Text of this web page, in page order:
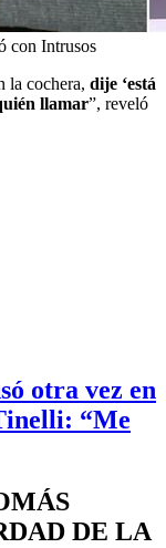
con Intrusos
la cochera, dije ‘está
llamar”, reveló
otra vez en
“Me
DE LA